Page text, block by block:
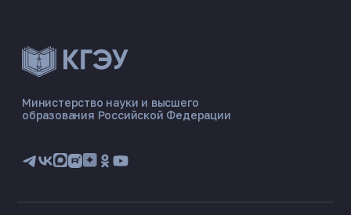
ЭНЕРГОКОД — ПОМОЩНИК КГЭУ
📋 Приёмная комиссия
🏠 Общежитие
Министерство науки и высшего
образования Российской Федерации